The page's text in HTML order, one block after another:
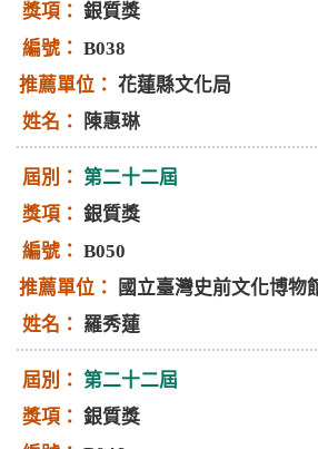
銀質獎
B038
花蓮縣文化局
陳惠琳
第二十二屆
銀質獎
B050
國立臺灣史前文化博物
羅秀蓮
第二十二屆
銀質獎